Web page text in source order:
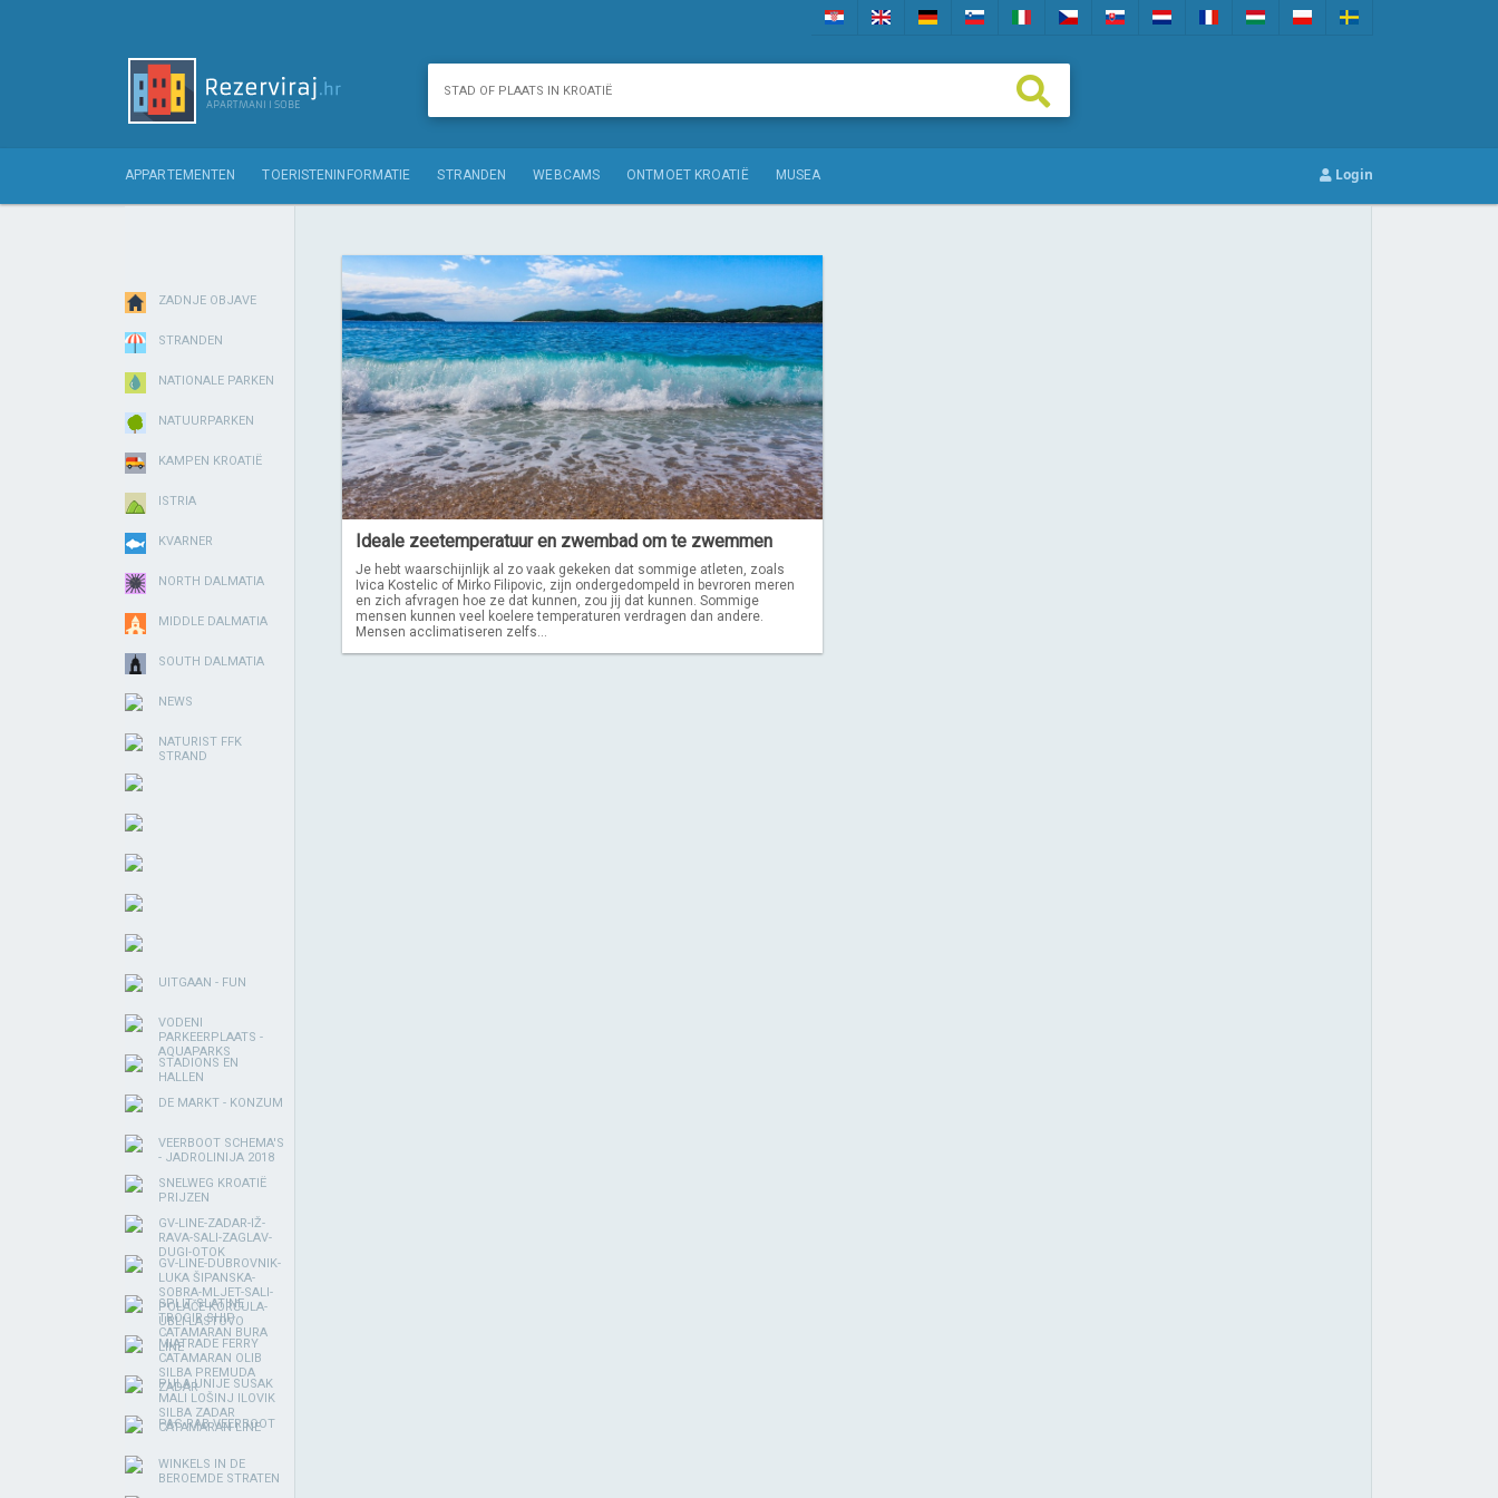
APPARTEMENTEN TOERISTENINFORMATIE STRANDEN WEBCAMS ONTMOET KROATIË MUSEA Login
ZADNJE OBJAVE
STRANDEN
NATIONALE PARKEN
NATUURPARKEN
KAMPEN KROATIË
ISTRIA
KVARNER
NORTH DALMATIA
MIDDLE DALMATIA
SOUTH DALMATIA
NEWS
NATURIST FFK
STRAND
UITGAAN - FUN
VODENI
PARKEERPLAATS -
AQUAPARKS
STADIONS EN
HALLEN
DE MARKT - KONZUM
VEERBOOT SCHEMA'S
- JADROLINIJA 2018
SNELWEG KROATIË
PRIJZEN
GV-LINE-ZADAR-IŽ-
RAVA-SALI-ZAGLAV-
DUGI-OTOK
GV-LINE-DUBROVNIK-
LUKA ŠIPANSKA-
SOBRA-MLJET-SALI-
POLAČE-KORČULA-
UBLI-LASTOVO
SPLIT SLATINE
TROGIR SHIP
CATAMARAN BURA
LINE
MIATRADE FERRY
CATAMARAN OLIB
SILBA PREMUDA
ZADAR
PULA UNIJE SUSAK
MALI LOŠINJ ILOVIK
SILBA ZADAR
CATAMARAN LINE
PAG RAB VEERBOOT
WINKELS IN DE
BEROEMDE STRATEN
Ideale zeetemperatuur en zwembad om te zwemmen
Je hebt waarschijnlijk al zo vaak gekeken dat sommige atleten, zoals
Ivica Kostelic of Mirko Filipovic, zijn ondergedompeld in bevroren meren
en zich afvragen hoe ze dat kunnen, zou jij dat kunnen. Sommige
mensen kunnen veel koelere temperaturen verdragen dan andere.
Mensen acclimatiseren zelfs...